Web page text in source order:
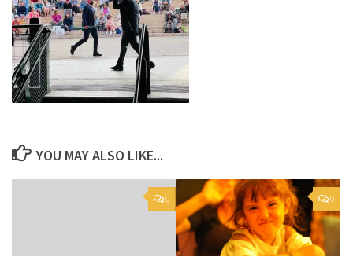
YOU MAY ALSO LIKE...
0 0